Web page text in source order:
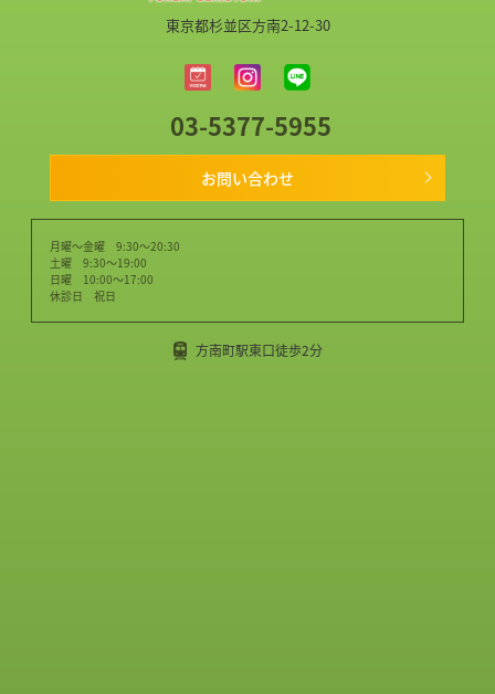
東京都杉並区方南2-12-30
03-5377-5955
お問い合わせ
月曜～金曜 9:30～20:30
土曜 9:30～19:00
日曜 10:00～17:00
休診日 祝日
方南町駅東口徒歩2分